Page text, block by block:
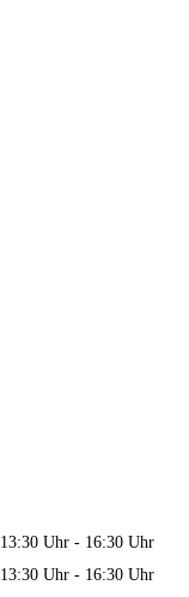
13:30 Uhr - 16:30 Uhr
13:30 Uhr - 16:30 Uhr